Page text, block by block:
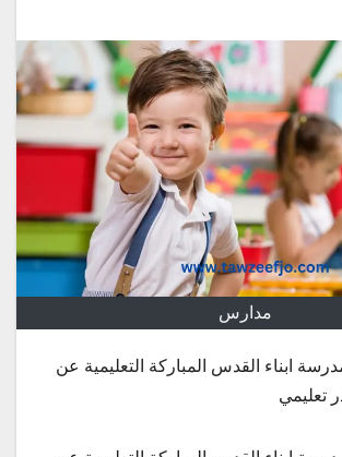
مدارس
ابناء القدس المباركة التعليمية عن
تعليمي